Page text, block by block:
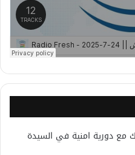
مع دورية امنية في السيدة